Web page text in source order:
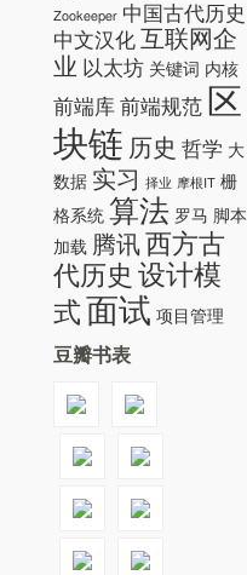
Zookeeper 中国古代历史
中文汉化 互联网企
业 以太坊 关键词 内核
前端库 前端规范 区
块链 历史 哲学 大
数据 实习 择业 摩根IT 栅
格系统 算法 罗马 脚本
加载 腾讯 西方古
代历史 设计模
式 面试 项目管理
豆瓣书表